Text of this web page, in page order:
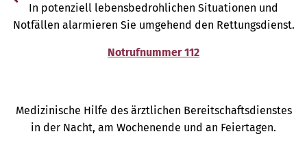
In potenziell lebensbedrohlichen Situationen und
Notfällen alarmieren Sie umgehend den Rettungsdienst.
Notrufnummer 112
Medizinische Hilfe des ärztlichen Bereitschaftsdienstes
in der Nacht, am Wochenende und an Feiertagen.